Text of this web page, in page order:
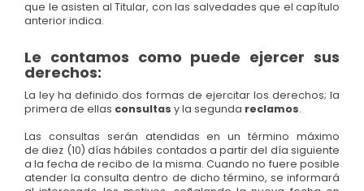
que le asisten al Titular, con las salvedades que el capítulo
anterior indica.
Le contamos como puede ejercer sus
derechos:
La ley ha definido dos formas de ejercitar los derechos; la
primera de ellas consultas y la segunda reclamos.
Las consultas serán atendidas en un término máximo
de diez (10) días hábiles contados a partir del día siguiente
a la fecha de recibo de la misma. Cuando no fuere posible
atender la consulta dentro de dicho término, se informará